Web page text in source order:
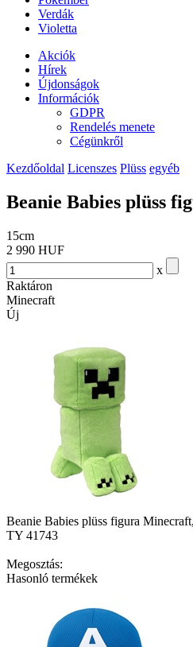
Verdák
Violetta
Akciók
Hírek
Újdonságok
Információk
GDPR
Rendelés menete
Cégünkről
Kezdőoldal Licenszes Plüss egyéb
Beanie Babies plüss
15cm
2 990 HUF
x
Raktáron
Minecraft
Új
Beanie Babies plüss figura
TY 41743
Megosztás:
Hasonló termékek